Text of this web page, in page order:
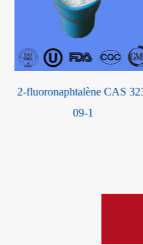
2-fluoronaphtalène CAS 323-
09-1